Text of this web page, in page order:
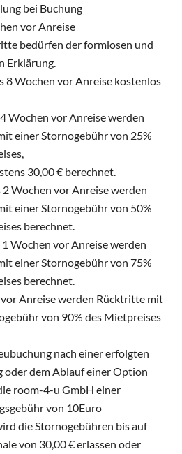
bei Buchung
vor Anreise
bedürfen der formlosen und
Erklärung.
8 Wochen vor Anreise kostenlos
Wochen vor Anreise werden
einer Stornogebühr von 25%
30,00 € berechnet.
2 Wochen vor Anreise werden
einer Stornogebühr von 50%
berechnet.
1 Wochen vor Anreise werden
einer Stornogebühr von 75%
berechnet.
vor Anreise werden Rücktritte mit
von 90% des Mietpreises
nach einer erfolgten
oder dem Ablauf einer Option
room-4-u GmbH einer
von 10Euro
die Stornogebühren bis auf
von 30,00 € erlassen oder